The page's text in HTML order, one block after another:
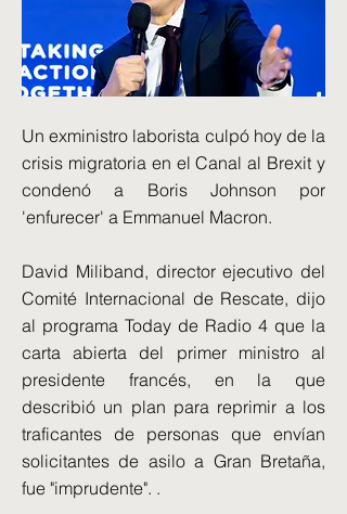
Un exministro laborista culpó hoy de la
crisis migratoria en el Canal al Brexit y
condenó a Boris Johnson por
'enfurecer' a Emmanuel Macron.
David Miliband, director ejecutivo del
Comité Internacional de Rescate, dijo
al programa Today de Radio 4 que la
carta abierta del primer ministro al
presidente francés, en la que
describió un plan para reprimir a los
traficantes de personas que envían
solicitantes de asilo a Gran Bretaña,
fue "imprudente". .